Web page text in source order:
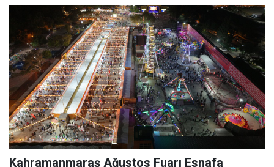
Kahramanmaraş Ağustos Fuarı Esnafa